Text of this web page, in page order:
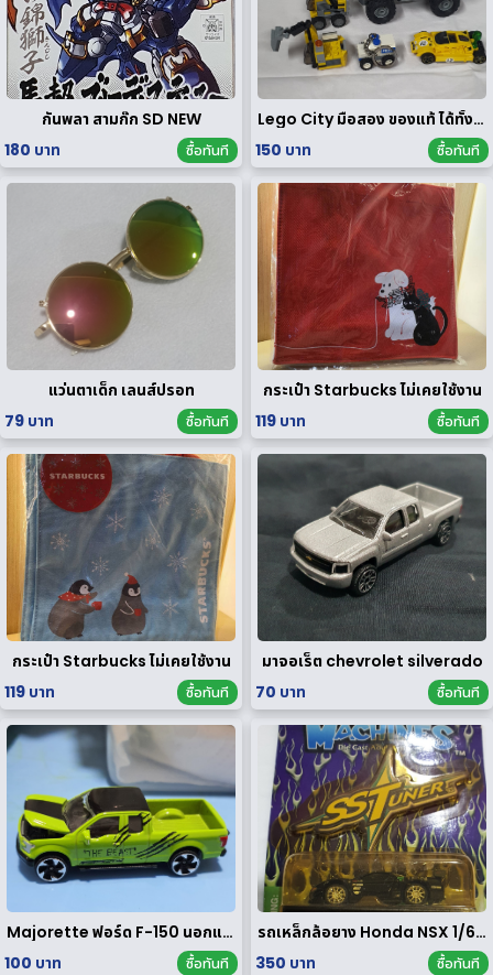
กันพลา สามก๊ก SD NEW
180 บาท
ซื้อทันที
Lego City มือสอง ของแท้ ได้ทั้งหมดตามรูป
150 บาท
ซื้อทันที
แว่นตาเด็ก เลนส์ปรอท
79 บาท
ซื้อทันที
กระเป๋า Starbucks ไม่เคยใช้งาน
119 บาท
ซื้อทันที
กระเป๋า Starbucks ไม่เคยใช้งาน
119 บาท
ซื้อทันที
มาจอเร็ต chevrolet silverado
70 บาท
ซื้อทันที
Majorette ฟอร์ด F-150 นอกแพค
100 บาท
ซื้อทันที
รถเหล็กล้อยาง Honda NSX 1/64 ของ rare
350 บาท
ซื้อทันที